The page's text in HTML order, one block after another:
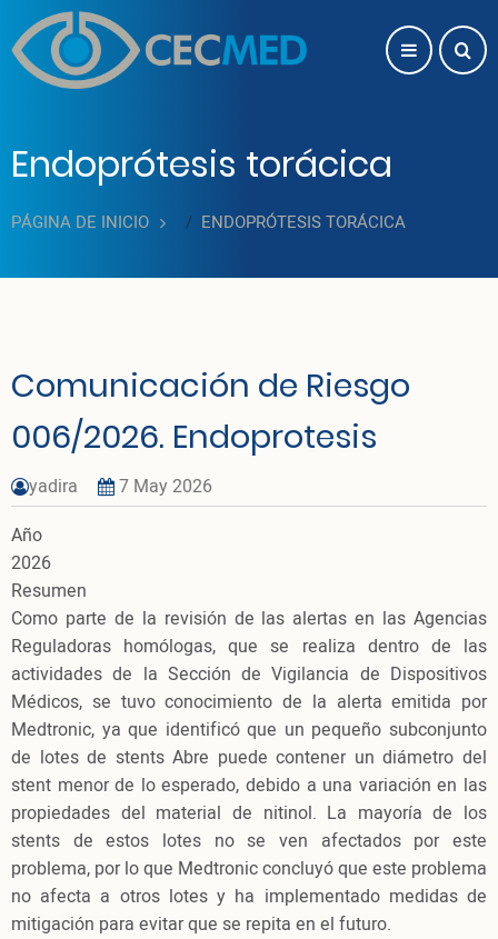
Pasar al contenido principal
Endoprótesis torácica
PÁGINA DE INICIO ENDOPRÓTESIS TORÁCICA
Comunicación de Riesgo
006/2026. Endoprotesis
yadira
7 May 2026
Año
2026
Resumen
Como parte de la revisión de las alertas en las Agencias
Reguladoras homólogas, que se realiza dentro de las
actividades de la Sección de Vigilancia de Dispositivos
Médicos, se tuvo conocimiento de la alerta emitida por
Medtronic, ya que identificó que un pequeño subconjunto
de lotes de stents Abre puede contener un diámetro del
stent menor de lo esperado, debido a una variación en las
propiedades del material de nitinol. La mayoría de los
stents de estos lotes no se ven afectados por este
problema, por lo que Medtronic concluyó que este problema
no afecta a otros lotes y ha implementado medidas de
mitigación para evitar que se repita en el futuro.